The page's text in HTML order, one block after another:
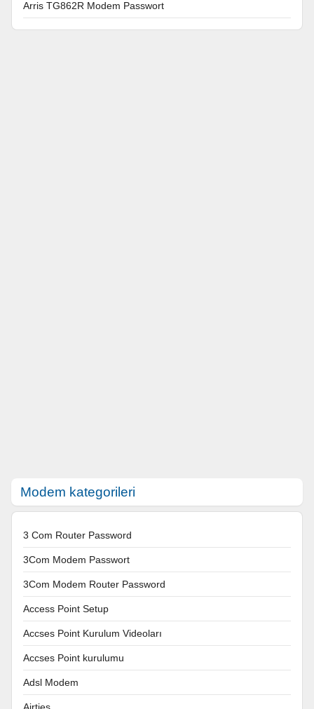
Arris TG862R Modem Passwort
Modem kategorileri
3 Com Router Password
3Com Modem Passwort
3Com Modem Router Password
Access Point Setup
Accses Point Kurulum Videoları
Accses Point kurulumu
Adsl Modem
Airties